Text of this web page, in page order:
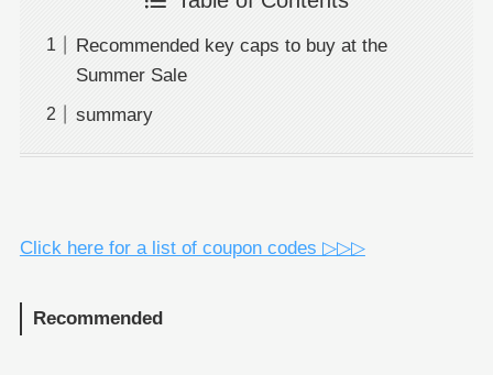
Recommended key caps to buy at the
Summer Sale
summary
Click here for a list of coupon codes ▷▷▷
Recommended